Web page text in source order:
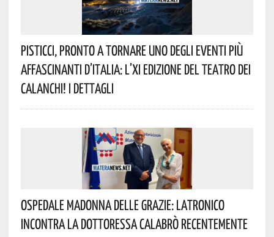
Pisticci, Pronto A Tornare Uno Degli Eventi Più
Affascinanti D’Italia: L’XI Edizione Del Teatro Dei
Calanchi! I Dettagli
Ospedale Madonna Delle Grazie: Latronico
Incontra La Dottoressa Calabrò Recentemente